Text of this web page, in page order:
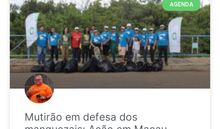
AGENDA
Mutirão em defesa dos